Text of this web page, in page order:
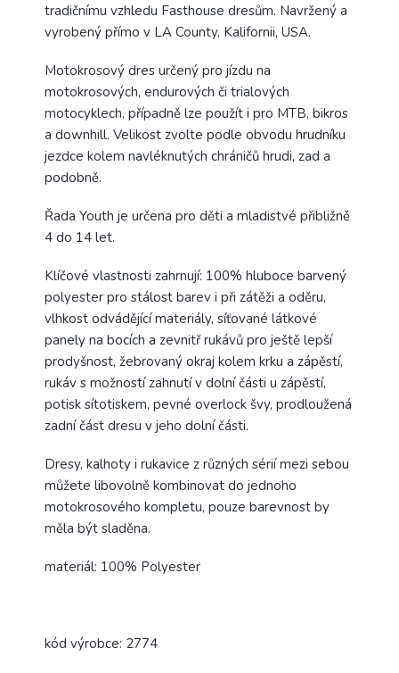
tradičnímu vzhledu Fasthouse dresům. Navržený a
vyrobený přímo v LA County, Kalifornii, USA.
Motokrosový dres určený pro jízdu na
motokrosových, endurových či trialových
motocyklech, případně lze použít i pro MTB, bikros
a downhill. Velikost zvolte podle obvodu hrudníku
jezdce kolem navléknutých chráničů hrudi, zad a
podobně.
Řada Youth je určena pro děti a mladistvé přibližně
4 do 14 let.
Klíčové vlastnosti zahrnují: 100% hluboce barvený
polyester pro stálost barev i při zátěži a oděru,
vlhkost odvádějící materiály, síťované látkové
panely na bocích a zevnitř rukávů pro ještě lepší
prodyšnost, žebrovaný okraj kolem krku a zápěstí,
rukáv s možností zahnutí v dolní části u zápěstí,
potisk sítotiskem, pevné overlock švy, prodloužená
zadní část dresu v jeho dolní části.
Dresy, kalhoty i rukavice z různých sérií mezi sebou
můžete libovolně kombinovat do jednoho
motokrosového kompletu, pouze barevnost by
měla být sladěna.
materiál: 100% Polyester
kód výrobce: 2774